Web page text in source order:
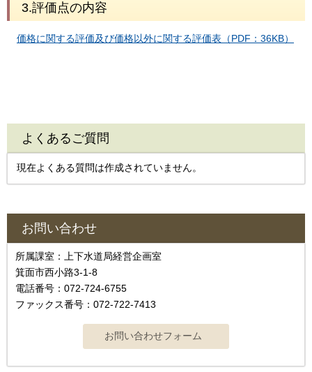
3.評価点の内容
価格に関する評価及び価格以外に関する評価表（PDF：36KB）
よくあるご質問
現在よくある質問は作成されていません。
お問い合わせ
所属課室：上下水道局経営企画室
箕面市西小路3-1-8
電話番号：072-724-6755
ファックス番号：072-722-7413